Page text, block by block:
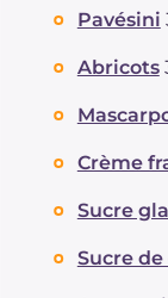
Pavésini
Abricots
Crème
Sucre
Sucre